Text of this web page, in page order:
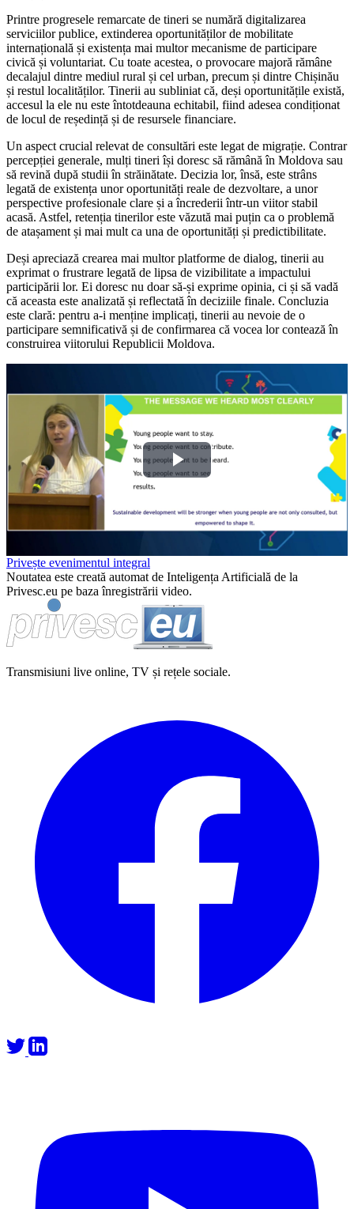
Printre progresele remarcate de tineri se numără digitalizarea
serviciilor publice, extinderea oportunităților de mobilitate
internațională și existența mai multor mecanisme de participare
civică și voluntariat. Cu toate acestea, o provocare majoră rămâne
decalajul dintre mediul rural și cel urban, precum și dintre Chișinău
și restul localităților. Tinerii au subliniat că, deși oportunitățile există,
accesul la ele nu este întotdeauna echitabil, fiind adesea condiționat
de locul de reședință și de resursele financiare.
Un aspect crucial relevat de consultări este legat de migrație. Contrar
percepției generale, mulți tineri își doresc să rămână în Moldova sau
să revină după studii în străinătate. Decizia lor, însă, este strâns
legată de existența unor oportunități reale de dezvoltare, a unor
perspective profesionale clare și a încrederii într-un viitor stabil
acasă. Astfel, retenția tinerilor este văzută mai puțin ca o problemă
de atașament și mai mult ca una de oportunități și predictibilitate.
Deși apreciază crearea mai multor platforme de dialog, tinerii au
exprimat o frustrare legată de lipsa de vizibilitate a impactului
participării lor. Ei doresc nu doar să-și exprime opinia, ci și să vadă
că aceasta este analizată și reflectată în deciziile finale. Concluzia
este clară: pentru a-i menține implicați, tinerii au nevoie de o
participare semnificativă și de confirmarea că vocea lor contează în
construirea viitorului Republicii Moldova.
Play
Video
Privește evenimentul integral
Noutatea este creată automat de Inteligența Artificială de la
Privesc.eu pe baza înregistrării video.
Transmisiuni live online, TV și rețele sociale.